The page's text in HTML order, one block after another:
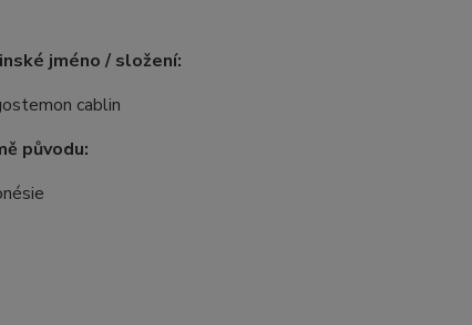
jméno / složení:
cablin
původu: